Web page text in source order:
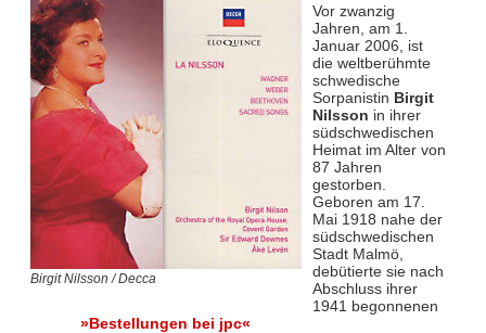
Birgit Nilsson / Decca
»Bestellungen bei jpc«
Vor zwanzig
Jahren, am 1.
Januar 2006, ist
die weltberühmte
schwedische
Sorpanistin Birgit
Nilsson in ihrer
südschwedischen
Heimat im Alter von
87 Jahren
gestorben.
Geboren am 17.
Mai 1918 nahe der
südschwedischen
Stadt Malmö,
debütierte sie nach
Abschluss ihrer
1941 begonnenen